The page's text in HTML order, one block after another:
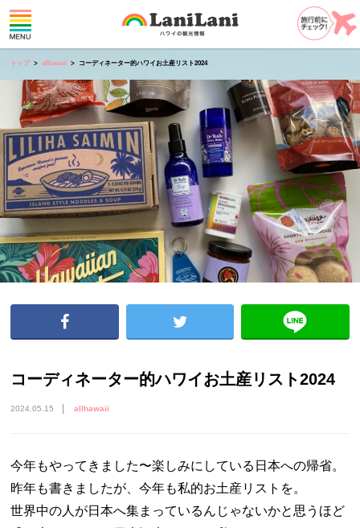
トップ allhawaii コーディネーター的ハワイお土産リスト2024
コーディネーター的ハワイお土産リスト2024
2024.05.15 allhawaii
今年もやってきました〜楽しみにしている日本への帰省。
昨年も書きましたが、今年も私的お土産リストを。
世界中の人が日本へ集まっているんじゃないかと思うほど